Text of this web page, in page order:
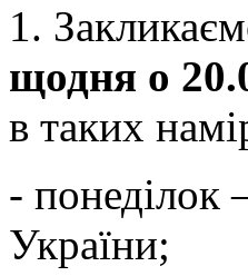
1.
щодня о
в таких
- понеділок
України;